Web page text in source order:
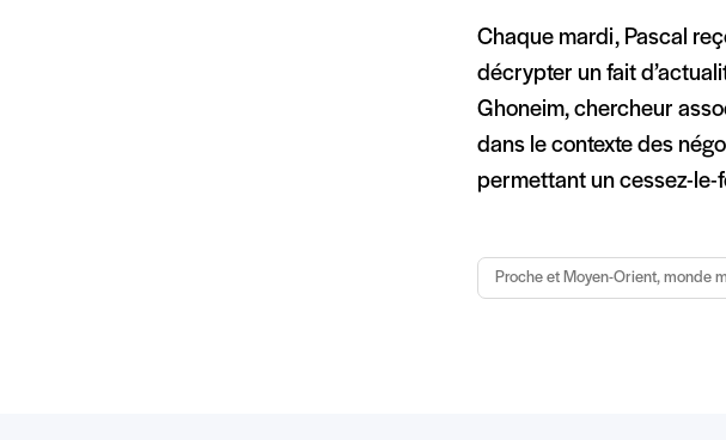
Chaque mardi, Pascal
décrypter un fait
Ghoneim, chercheur
dans le contexte des
permettant un cessez-le-
Proche et Moyen-Orient, monde